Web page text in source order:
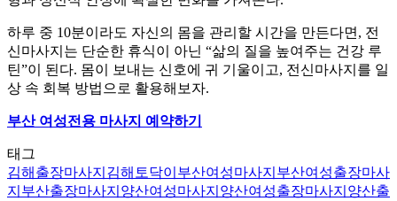
하루 중 10분이라도 자신의 몸을 관리할 시간을 만든다면, 전
신마사지는 단순한 휴식이 아닌 “삶의 질을 높여주는 건강 루
틴”이 된다. 몸이 보내는 신호에 귀 기울이고, 전신마사지를 일
상 속 회복 방법으로 활용해보자.
부산 여성전용 마사지 예약하기
태그
김해출장마사지 김해토닥이 부산여성마사지 부산여성출장마사
지 부산출장마사지 양산여성마사지 양산여성출장마사지 양산출